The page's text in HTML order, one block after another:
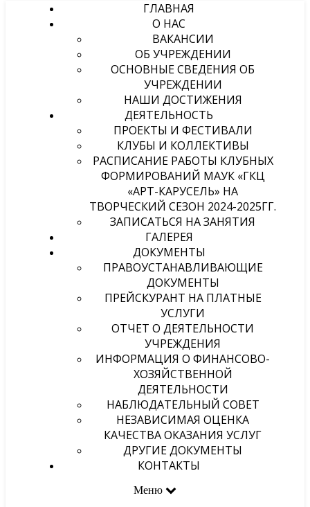
ГЛАВНАЯ
О НАС
ВАКАНСИИ
ОБ УЧРЕЖДЕНИИ
ОСНОВНЫЕ СВЕДЕНИЯ ОБ
УЧРЕЖДЕНИИ
НАШИ ДОСТИЖЕНИЯ
ДЕЯТЕЛЬНОСТЬ
ПРОЕКТЫ И ФЕСТИВАЛИ
КЛУБЫ И КОЛЛЕКТИВЫ
РАСПИСАНИЕ РАБОТЫ КЛУБНЫХ
ФОРМИРОВАНИЙ МАУК «ГКЦ
«АРТ-КАРУСЕЛЬ» НА
ТВОРЧЕСКИЙ СЕЗОН 2024-2025ГГ.
ЗАПИСАТЬСЯ НА ЗАНЯТИЯ
ГАЛЕРЕЯ
ДОКУМЕНТЫ
ПРАВОУСТАНАВЛИВАЮЩИЕ
ДОКУМЕНТЫ
ПРЕЙСКУРАНТ НА ПЛАТНЫЕ
УСЛУГИ
ОТЧЕТ О ДЕЯТЕЛЬНОСТИ
УЧРЕЖДЕНИЯ
ИНФОРМАЦИЯ О ФИНАНСОВО-
ХОЗЯЙСТВЕННОЙ
ДЕЯТЕЛЬНОСТИ
НАБЛЮДАТЕЛЬНЫЙ СОВЕТ
НЕЗАВИСИМАЯ ОЦЕНКА
КАЧЕСТВА ОКАЗАНИЯ УСЛУГ
ДРУГИЕ ДОКУМЕНТЫ
КОНТАКТЫ
Меню